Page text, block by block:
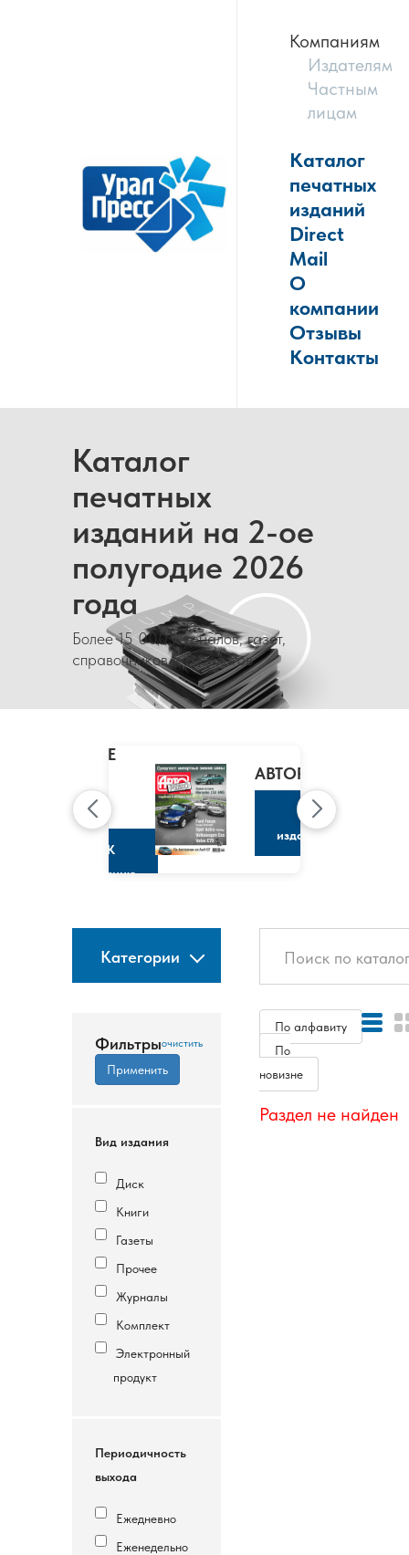
Компаниям
Издателям
Частным
лицам
Каталог
печатных
изданий
Direct
Mail
О
компании
Отзывы
Контакты
Каталог
печатных
изданий на 2-ое
полугодие 2026
года
Более 15 000 журналов, газет,
справочников и каталогов
CLAIRE
МАРИ
КЛЭР
К
изданию
АВТОРЕВЮ
К
изданию
Категории
Фильтры
Вид издания
Диск
Книги
Газеты
Прочее
Журналы
Комплект
Электронный
продукт
Периодичность
выхода
Ежедневно
Еженедельно
По алфавиту
По
новизне
Раздел не найден